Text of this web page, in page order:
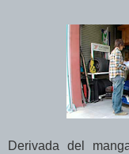
Derivada del